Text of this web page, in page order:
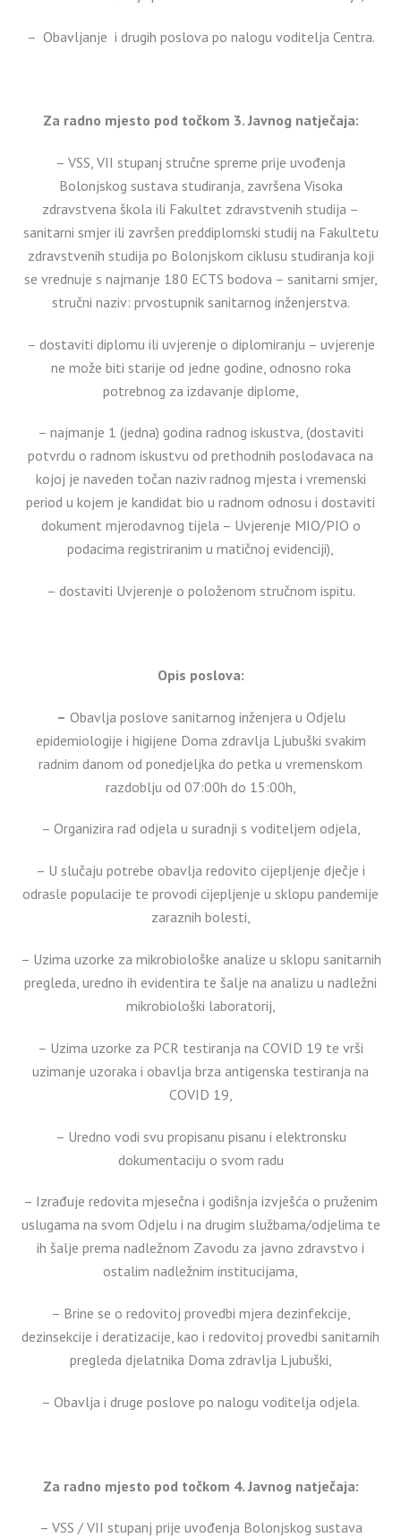
– Obavljanje i drugih poslova po nalogu voditelja Centra.
Za radno mjesto pod točkom 3. Javnog natječaja:
– VSS, VII stupanj stručne spreme prije uvođenja
Bolonjskog sustava studiranja, završena Visoka
zdravstvena škola ili Fakultet zdravstvenih studija –
sanitarni smjer ili završen preddiplomski studij na Fakultetu
zdravstvenih studija po Bolonjskom ciklusu studiranja koji
se vrednuje s najmanje 180 ECTS bodova – sanitarni smjer,
stručni naziv: prvostupnik sanitarnog inženjerstva.
– dostaviti diplomu ili uvjerenje o diplomiranju – uvjerenje
ne može biti starije od jedne godine, odnosno roka
potrebnog za izdavanje diplome,
– najmanje 1 (jedna) godina radnog iskustva, (dostaviti
potvrdu o radnom iskustvu od prethodnih poslodavaca na
kojoj je naveden točan naziv radnog mjesta i vremenski
period u kojem je kandidat bio u radnom odnosu i dostaviti
dokument mjerodavnog tijela – Uvjerenje MIO/PIO o
podacima registriranim u matičnoj evidenciji),
– dostaviti Uvjerenje o položenom stručnom ispitu.
Opis poslova:
– Obavlja poslove sanitarnog inženjera u Odjelu
epidemiologije i higijene Doma zdravlja Ljubuški svakim
radnim danom od ponedjeljka do petka u vremenskom
razdoblju od 07:00h do 15:00h,
– Organizira rad odjela u suradnji s voditeljem odjela,
– U slučaju potrebe obavlja redovito cijepljenje dječje i
odrasle populacije te provodi cijepljenje u sklopu pandemije
zaraznih bolesti,
– Uzima uzorke za mikrobiološke analize u sklopu sanitarnih
pregleda, uredno ih evidentira te šalje na analizu u nadležni
mikrobiološki laboratorij,
– Uzima uzorke za PCR testiranja na COVID 19 te vrši
uzimanje uzoraka i obavlja brza antigenska testiranja na
COVID 19,
– Uredno vodi svu propisanu pisanu i elektronsku
dokumentaciju o svom radu
– Izrađuje redovita mjesečna i godišnja izvješća o pruženim
uslugama na svom Odjelu i na drugim službama/odjelima te
ih šalje prema nadležnom Zavodu za javno zdravstvo i
ostalim nadležnim institucijama,
– Brine se o redovitoj provedbi mjera dezinfekcije,
dezinsekcije i deratizacije, kao i redovitoj provedbi sanitarnih
pregleda djelatnika Doma zdravlja Ljubuški,
– Obavlja i druge poslove po nalogu voditelja odjela.
Za radno mjesto pod točkom 4. Javnog natječaja:
– VSS / VII stupanj prije uvođenja Bolonjskog sustava